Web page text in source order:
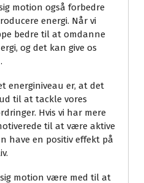
motion også forbedre
energi. Når vi
bedre til at omdanne
og det kan give os
energiniveau er, at det
til at tackle vores
Hvis vi har mere
til at være aktive
have en positiv effekt på
motion være med til at